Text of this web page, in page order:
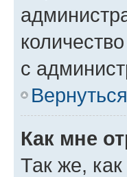
с
Как мне
Так же,